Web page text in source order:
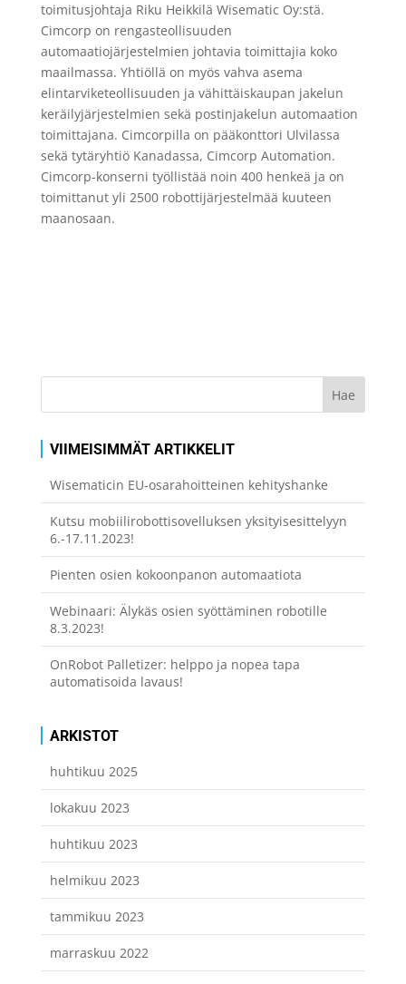
toimitusjohtaja Riku Heikkilä Wisematic Oy:stä.
Cimcorp on rengasteollisuuden
automaatiojärjestelmien johtavia toimittajia koko
maailmassa. Yhtiöllä on myös vahva asema
elintarviketeollisuuden ja vähittäiskaupan jakelun
keräilyjärjestelmien sekä postinjakelun automaation
toimittajana. Cimcorpilla on pääkonttori Ulvilassa
sekä tytäryhtiö Kanadassa, Cimcorp Automation.
Cimcorp-konserni työllistää noin 400 henkeä ja on
toimittanut yli 2500 robottijärjestelmää kuuteen
maanosaan.
VIIMEISIMMÄT ARTIKKELIT
Wisematicin EU-osarahoitteinen kehityshanke
Kutsu mobiilirobottisovelluksen yksityisesittelyyn
6.-17.11.2023!
Pienten osien kokoonpanon automaatiota
Webinaari: Älykäs osien syöttäminen robotille
8.3.2023!
OnRobot Palletizer: helppo ja nopea tapa
automatisoida lavaus!
ARKISTOT
huhtikuu 2025
lokakuu 2023
huhtikuu 2023
helmikuu 2023
tammikuu 2023
marraskuu 2022